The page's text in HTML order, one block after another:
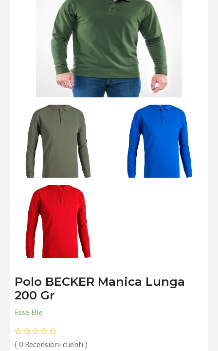
Polo BECKER Manica Lunga
200 Gr
Esse Elle
( 0 Recensioni clienti )